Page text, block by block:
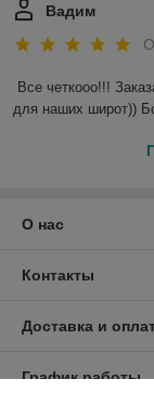
Вадим
Все четкооо!!!
для наших широт))
О нас
Контакты
Доставка и
График работы